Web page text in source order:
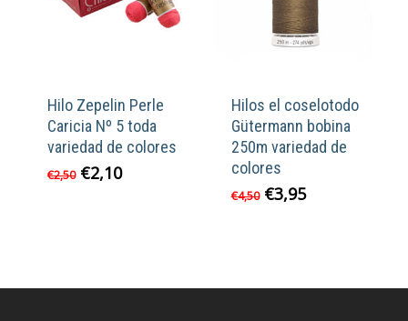
Hilo Zepelin Perle
Caricia Nº 5 toda
variedad de colores
€2,50 El
€2,10El
Hilos el coselotodo
Gütermann bobina
250m variedad de
colores
€4,50 El
€3,95El